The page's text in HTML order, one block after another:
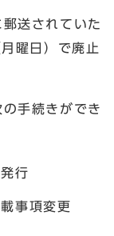
送されていた
曜日）で廃止
手続きができ
行
事項変更